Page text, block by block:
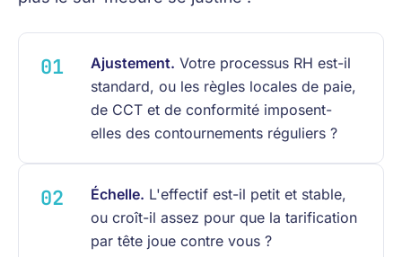
Ajustement. Votre processus RH est-il
standard, ou les règles locales de paie,
de CCT et de conformité imposent-
elles des contournements réguliers ?
Échelle. L'effectif est-il petit et stable,
ou croît-il assez pour que la tarification
par tête joue contre vous ?